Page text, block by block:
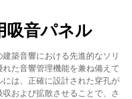
吸音パネル
築音響における先進的なソリ
た音響管理機能を兼ね備えて
は、正確に設計された穿孔が
および拡散させることで、さ